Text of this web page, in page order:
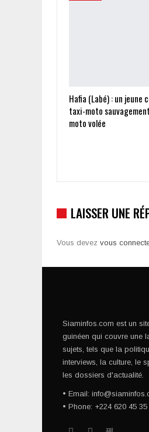
Hafia (Labé) : un jeune
taxi-moto
moto volée
LAISSER UNE
Vous devez vous
Siaminfos.com est un
guinéen qui couvre une
sujets, tels que la
interviews, la culture, le
les dossiers d'actualité.
• Email:
• Phone: +224 620 45 35